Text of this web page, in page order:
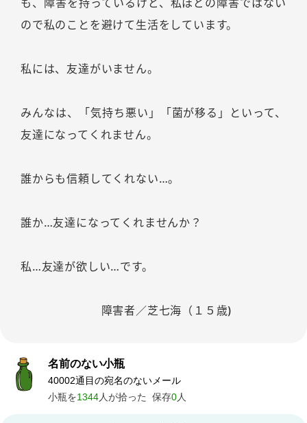
も、障害を持っているけど、私ほどの障害ではない
ので私のことを避けて生活をしています。
私には、友達がいません。
みんなは、「気持ち悪い」「菌が移る」といって、
友達になってくれません。
誰からも信頼してくれない…。
誰か…友達になってくれませんか？
私…友達が欲しい…です。
障害者／芝七海（１５歳)
名前のない小瓶
40002通目の宛名のないメール
小瓶を1344 人が拾った 保存0 人